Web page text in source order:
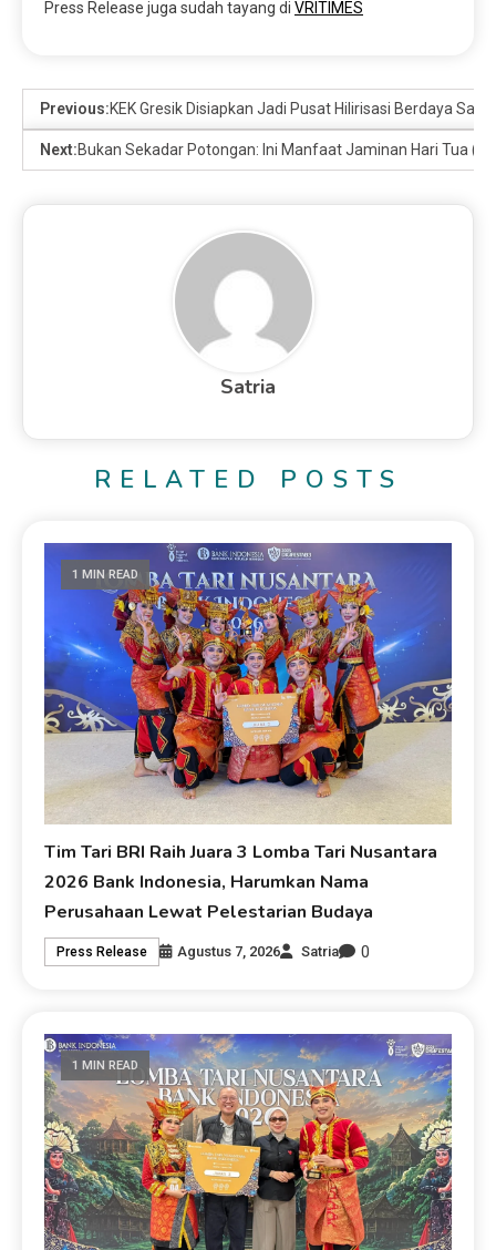
Press Release juga sudah tayang di VRITIMES
Previous:KEK Gresik Disiapkan Jadi Pusat Hilirisasi Berdaya
Next:Bukan Sekadar Potongan: Ini Manfaat Jaminan Hari Tua
Satria
RELATED POSTS
1 MIN READ
Tim Tari BRI Raih Juara 3 Lomba Tari Nusantara
2026 Bank Indonesia, Harumkan Nama
Perusahaan Lewat Pelestarian Budaya
Press Release Agustus 7, 2026 Satria 0
1 MIN READ